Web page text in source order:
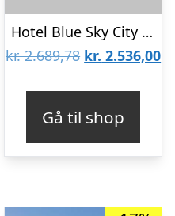
3.884,00.
Hotel Blue Sky City Beach – Voksenhotel 18+
kr.2.689,78 Den
kr. 2.689,78.
kr. 2.536,00
Gå til shop